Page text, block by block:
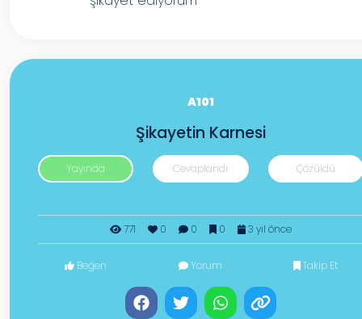
A101
Şikayetin Karnesi
Yayında Cevaplandı Çözüldü
771 0 0 0 3 yıl önce
Beğen Yorum Takip Et